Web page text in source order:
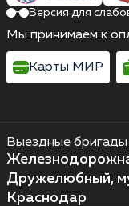
Выездные
Дружелюбный,
Краснодар
Версия для
Мы принимаем к
Карты МИР